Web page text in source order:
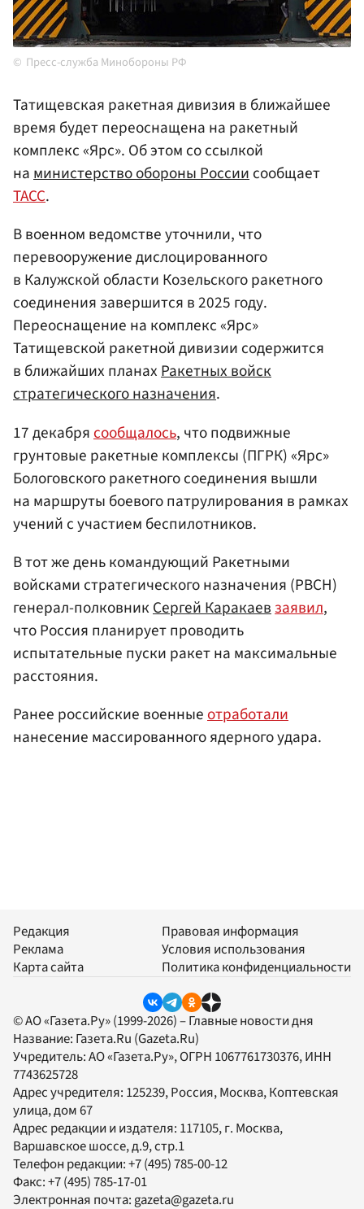
Пресс-служба Минобороны РФ
Татищевская ракетная дивизия в ближайшее
время будет переоснащена на ракетный
комплекс «Ярс». Об этом со ссылкой
наминистерство обороны Россиисообщает
ТАСС.
В военном ведомстве уточнили, что
перевооружение дислоцированного
в Калужской области Козельского ракетного
соединения завершится в 2025 году.
Переоснащение на комплекс «Ярс»
Татищевской ракетной дивизии содержится
в ближайших планахРакетных войск
стратегического назначения.
17 декабря сообщалось, что подвижные
грунтовые ракетные комплексы (ПГРК) «Ярс»
Бологовского ракетного соединения вышли
на маршруты боевого патрулирования в рамках
учений с участием беспилотников.
В тот же день командующий Ракетными
войсками стратегического назначения (РВСН)
генерал-полковникСергей Каракаевзаявил,
что Россия планирует проводить
испытательные пуски ракет на максимальные
расстояния.
Ранее российские военныеотработали
нанесение массированного ядерного удара.
Редакция
Реклама
Карта сайта
Правовая информация
Условия использования
Политика конфиденциальности
© АО «Газета.Ру» (1999-2026) – Главные новости дня
Название: Газета.Ru (Gazeta.Ru)
Учредитель:АО «Газета.Ру», ОГРН 1067761730376, ИНН
7743625728
Адрес учредителя: 125239, Россия, Москва, Коптевская
улица, дом 67
Адрес редакции и издателя: 117105, г. Москва,
Варшавское шоссе, д.9, стр.1
Телефон редакции:+7 (495) 785-00-12
Факс:+7 (495) 785-17-01
Электронная почта:gazeta@gazeta.ru